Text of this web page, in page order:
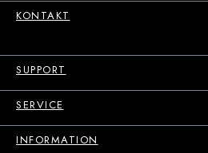
KONTAKT
SUPPORT
SERVICE
INFORMATION